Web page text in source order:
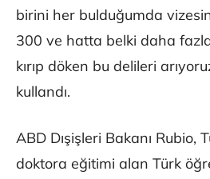
birini her bulduğumda
300 ve hatta belki daha
kırıp döken bu delileri
kullandı.
ABD Dışişleri Bakanı Rubio,
doktora eğitimi alan Türk